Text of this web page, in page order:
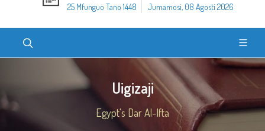
25 Mfunguo Tano 1448
Jumamosi, 08 Agosti 2026
Uigizaji
Egypt's Dar Al-Ifta